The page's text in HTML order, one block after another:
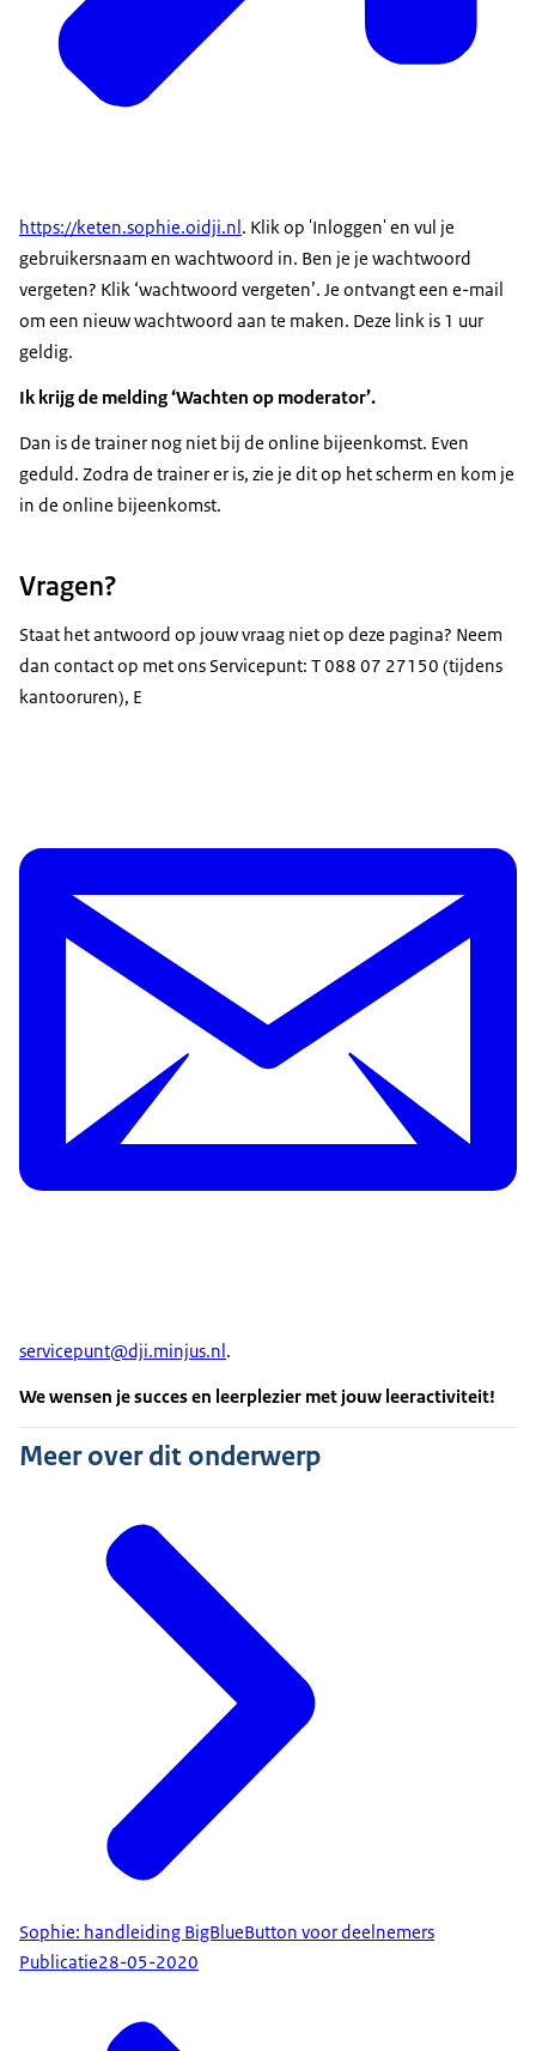
https://keten.sophie.oidji.nl . Klik op 'Inloggen' en vul je
gebruikersnaam en wachtwoord in. Ben je je wachtwoord
vergeten? Klik ‘wachtwoord vergeten’. Je ontvangt een e-mail
om een nieuw wachtwoord aan te maken. Deze link is 1 uur
geldig.
Ik krijg de melding ‘Wachten op moderator’.
Dan is de trainer nog niet bij de online bijeenkomst. Even
geduld. Zodra de trainer er is, zie je dit op het scherm en kom je
in de online bijeenkomst.
Vragen?
Staat het antwoord op jouw vraag niet op deze pagina? Neem
dan contact op met ons Servicepunt: T 088 07 27150 (tijdens
kantooruren), E
servicepunt@dji.minjus.nl.
We wensen je succes en leerplezier met jouw leeractiviteit!
Meer over dit onderwerp
Sophie: handleiding BigBlueButton voor deelnemers
Publicatie28-05-2020